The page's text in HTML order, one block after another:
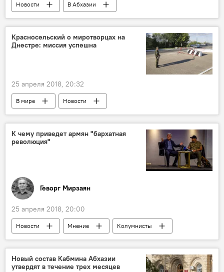
Новости В Абхазии
Красносельский о миротворцах на
Днестре: миссия успешна
25 апреля 2018, 20:32
В мире Новости
К чему приведет армян "бархатная
революция"
Геворг Мирзаян
25 апреля 2018, 20:00
Новости Мнение
Колумнисты
Акции протеста в Армении
Новый состав Кабмина Абхазии
утвердят в течение трех месяцев